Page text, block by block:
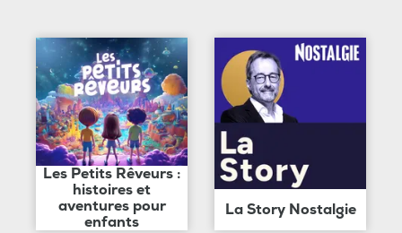
Les Petits Rêveurs :
histoires et
aventures pour
enfants
La Story Nostalgie